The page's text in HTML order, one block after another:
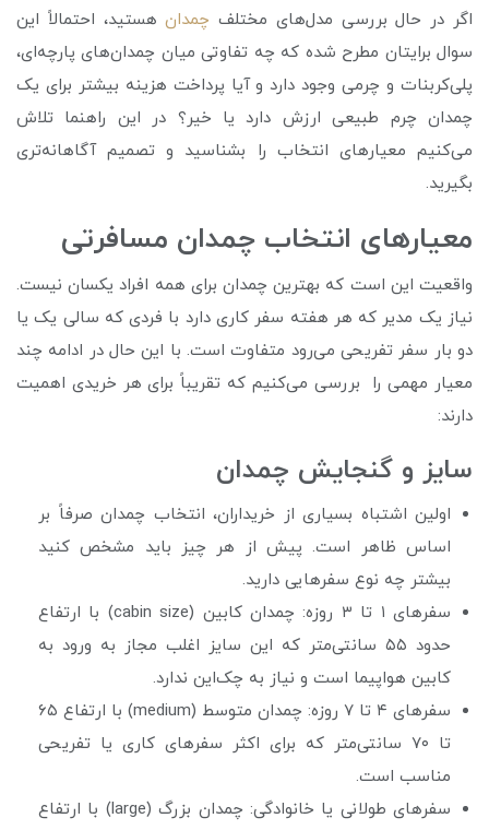
اگر در حال بررسی مدل‌های مختلف چمدانهستید، احتمالاً این
سوال برایتان مطرح شده که چه تفاوتی میان چمدان‌های پارچه‌ای،
پلی‌کربنات و چرمی وجود دارد و آیا پرداخت هزینه بیشتر برای یک
چمدان چرم طبیعی ارزش دارد یا خیر؟ در این راهنما تلاش
می‌کنیم معیارهای انتخاب را بشناسید و تصمیم آگاهانه‌تری
بگیرید.
معیارهای انتخاب چمدان مسافرتی
واقعیت این است که بهترین چمدان برای همه افراد یکسان نیست.
نیاز یک مدیر که هر هفته سفر کاری دارد با فردی که سالی یک یا
دو بار سفر تفریحی می‌رود متفاوت است. با این حال در ادامه چند
معیار مهمی را بررسی می‌کنیم که تقریباً برای هر خریدی اهمیت
دارند:
سایز و گنجایش چمدان
اولین اشتباه بسیاری از خریداران، انتخاب چمدان صرفاً بر
اساس ظاهر است. پیش از هر چیز باید مشخص کنید
بیشتر چه نوع سفرهایی دارید.
سفرهای ۱ تا ۳ روزه: چمدان کابین (cabin size) با ارتفاع
حدود ۵۵ سانتی‌متر که این سایز اغلب مجاز به ورود به
کابین هواپیما است و نیاز به چک‌این ندارد.
سفرهای ۴ تا ۷ روزه: چمدان متوسط (medium) با ارتفاع ۶۵
تا ۷۰ سانتی‌متر که برای اکثر سفرهای کاری یا تفریحی
مناسب است.
سفرهای طولانی یا خانوادگی: چمدان بزرگ (large) با ارتفاع